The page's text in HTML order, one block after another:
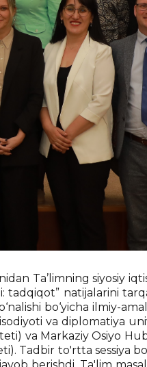
Ta’limning siyosiy
tadqiqot” natijalarini
bo‘yicha ilmiy-
va diplomatiya
va Markaziy Osiyo
Tadbir to'rtta sessiya